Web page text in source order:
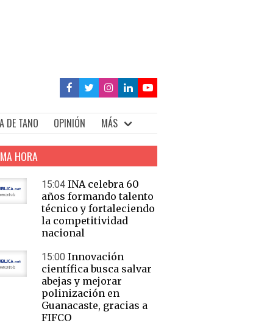
DE TANO OPINIÓN MÁS
HORA
15:04 INA celebra 60
años formando talento
técnico y fortaleciendo
la competitividad
nacional
15:00 Innovación
científica busca salvar
abejas y mejorar
polinización en
Guanacaste, gracias a
FIFCO